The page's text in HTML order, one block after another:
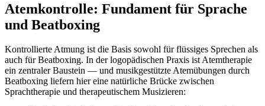
Atemkontrolle: Fundament für Sprache
und Beatboxing
Kontrollierte Atmung ist die Basis sowohl für flüssiges Sprechen als
auch für Beatboxing. In der logopädischen Praxis ist Atemtherapie
ein zentraler Baustein — und musikgestützte Atemübungen durch
Beatboxing liefern hier eine natürliche Brücke zwischen
Sprachtherapie und therapeutischem Musizieren: